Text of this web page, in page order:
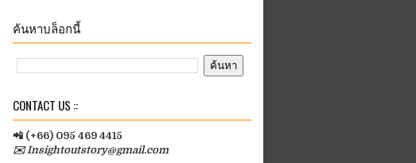
ค้นหาบล็อกนี้
CONTACT US ::
📲 (+66) 095 469 4415
✉️ Insightoutstory@gmail.com